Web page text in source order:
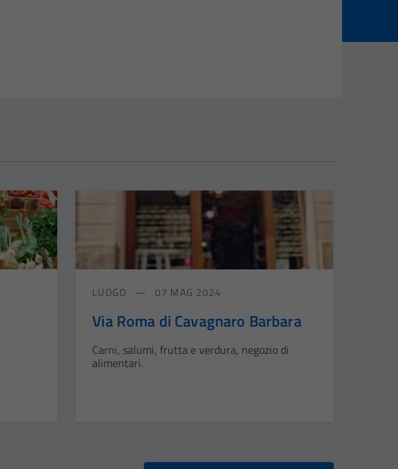
LUOGO 07 MAG 2024
Via Roma di Cavagnaro Barbara
Carni, salumi, frutta e verdura, negozio di
alimentari.